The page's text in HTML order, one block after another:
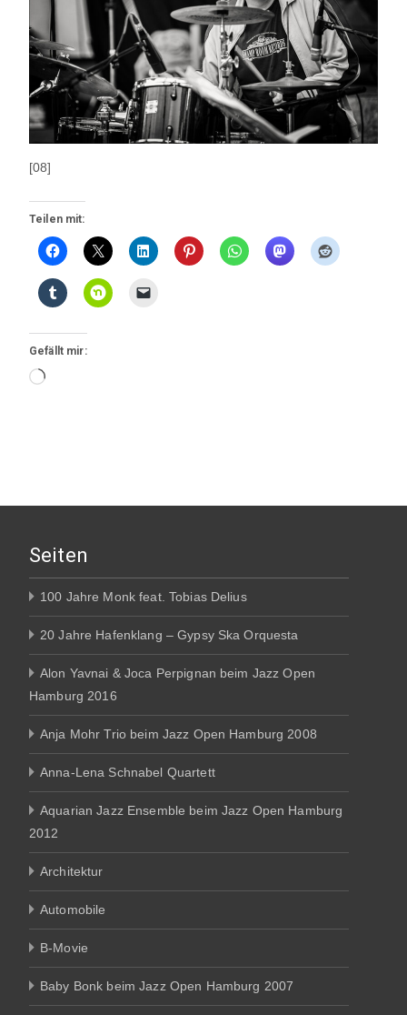
[08]
Teilen mit:
Gefällt mir:
Wird
Seiten
100 Jahre Monk feat. Tobias Delius
20 Jahre Hafenklang – Gypsy Ska Orquesta
Alon Yavnai & Joca Perpignan beim Jazz Open
Hamburg 2016
Anja Mohr Trio beim Jazz Open Hamburg 2008
Anna-Lena Schnabel Quartett
Aquarian Jazz Ensemble beim Jazz Open Hamburg
2012
Architektur
Automobile
B-Movie
Baby Bonk beim Jazz Open Hamburg 2007